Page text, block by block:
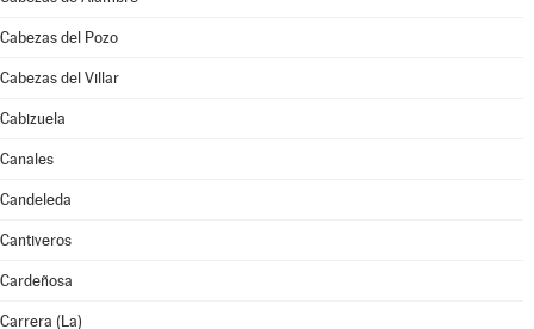
Cabezas del Pozo
Cabezas del Villar
Cabizuela
Canales
Candeleda
Cantiveros
Cardeñosa
Carrera (La)